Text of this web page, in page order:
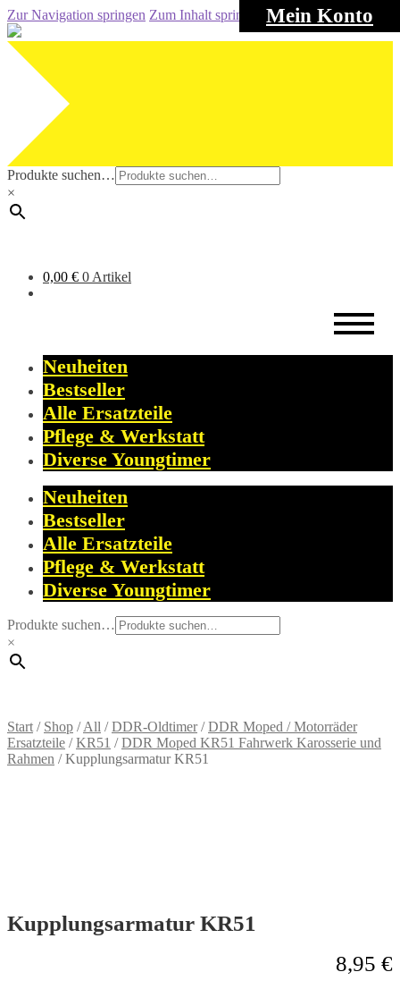
Mein Konto
Zur Navigation springen Zum Inhalt springen
Produkte suchen…
×
0,00 € 0 Artikel
Neuheiten
Bestseller
Alle Ersatzteile
Pflege & Werkstatt
Diverse Youngtimer
Neuheiten
Bestseller
Alle Ersatzteile
Pflege & Werkstatt
Diverse Youngtimer
Produkte suchen…
×
Start / Shop /All /DDR-Oldtimer/DDR Moped / Motorräder
Ersatzteile /KR51 /DDR Moped KR51 Fahrwerk Karosserie und
Rahmen /Kupplungsarmatur KR51
Kupplungsarmatur KR51
8,95 €